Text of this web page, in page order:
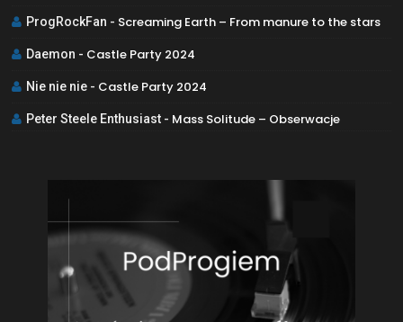
ProgRockFan - Screaming Earth – From manure to the stars
Daemon - Castle Party 2024
Nie nie nie - Castle Party 2024
Peter Steele Enthusiast - Mass Solitude – Obserwacje